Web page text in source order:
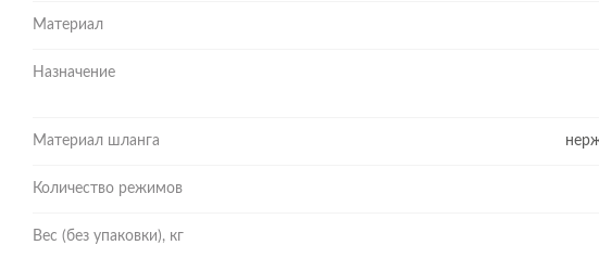
Материал
Назначение
Материал шланга
Количество режимов
Вес (без упаковки), кг